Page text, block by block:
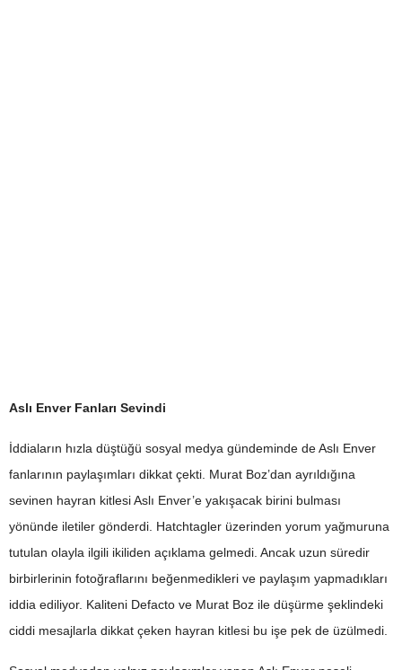
Aslı Enver Fanları Sevindi
İddiaların hızla düştüğü sosyal medya gündeminde de Aslı Enver
fanlarının paylaşımları dikkat çekti. Murat Boz’dan ayrıldığına
sevinen hayran kitlesi Aslı Enver’e yakışacak birini bulması
yönünde iletiler gönderdi. Hatchtagler üzerinden yorum yağmuruna
tutulan olayla ilgili ikiliden açıklama gelmedi. Ancak uzun süredir
birbirlerinin fotoğraflarını beğenmedikleri ve paylaşım yapmadıkları
iddia ediliyor. Kaliteni Defacto ve Murat Boz ile düşürme şeklindeki
ciddi mesajlarla dikkat çeken hayran kitlesi bu işe pek de üzülmedi.